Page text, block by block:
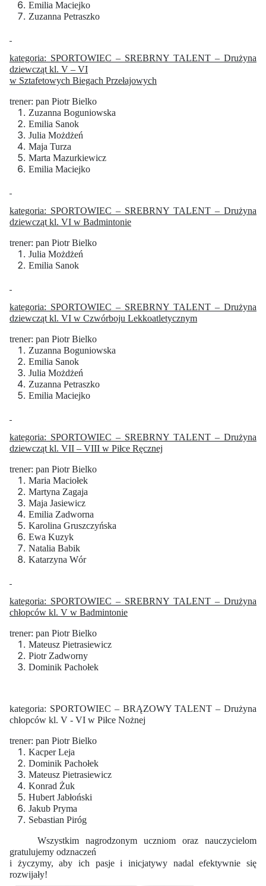
Emilia Maciejko
Zuzanna Petraszko
kategoria: SPORTOWIEC – SREBRNY TALENT – Drużyna
dziewcząt kl. V – VI
w Sztafetowych Biegach Przełajowych
trener: pan Piotr Bielko
Zuzanna Boguniowska
Emilia Sanok
Julia Możdżeń
Maja Turza
Marta Mazurkiewicz
Emilia Maciejko
kategoria: SPORTOWIEC – SREBRNY TALENT – Drużyna
dziewcząt kl. VI w Badmintonie
trener: pan Piotr Bielko
Julia Możdżeń
Emilia Sanok
kategoria: SPORTOWIEC – SREBRNY TALENT – Drużyna
dziewcząt kl. VI w Czwórboju Lekkoatletycznym
trener: pan Piotr Bielko
Zuzanna Boguniowska
Emilia Sanok
Julia Możdżeń
Zuzanna Petraszko
Emilia Maciejko
kategoria: SPORTOWIEC – SREBRNY TALENT – Drużyna
dziewcząt kl. VII – VIII w Piłce Ręcznej
trener: pan Piotr Bielko
Maria Maciołek
Martyna Zagaja
Maja Jasiewicz
Emilia Zadworna
Karolina Gruszczyńska
Ewa Kuzyk
Natalia Babik
Katarzyna Wór
kategoria: SPORTOWIEC – SREBRNY TALENT – Drużyna
chłopców kl. V w Badmintonie
trener: pan Piotr Bielko
Mateusz Pietrasiewicz
Piotr Zadworny
Dominik Pachołek
kategoria: SPORTOWIEC – BRĄZOWY TALENT – Drużyna
chłopców kl. V - VI w Piłce Nożnej
trener: pan Piotr Bielko
Kacper Leja
Dominik Pachołek
Mateusz Pietrasiewicz
Konrad Żuk
Hubert Jabłoński
Jakub Pryma
Sebastian Piróg
Wszystkim nagrodzonym uczniom oraz nauczycielom
gratulujemy odznaczeń
i życzymy, aby ich pasje i inicjatywy nadal efektywnie się
rozwijały!